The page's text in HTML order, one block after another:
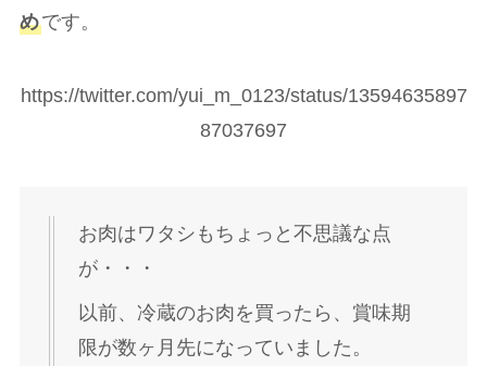
めです。
https://twitter.com/yui_m_0123/status/13594635897
87037697
お肉はワタシもちょっと不思議な点
が・・・
以前、冷蔵のお肉を買ったら、賞味期
限が数ヶ月先になっていました。